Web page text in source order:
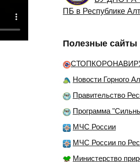
ПБ в Республике
Полезные сайты
Новости Горного
Правительство
Программа
МЧС России
МЧС России по
Министерство